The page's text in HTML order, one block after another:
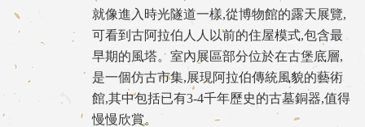
就像進入時光隧道一樣,從博物館的露天展覽,
可看到古阿拉伯人人以前的住屋模式,包含最
早期的風塔。室內展區部分位於在古堡底層,
是一個仿古市集,展現阿拉伯傳統風貌的藝術
館,其中包括已有3-4千年歷史的古墓銅器,值得
慢慢欣賞。